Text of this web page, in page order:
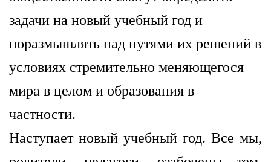
задачи на новый учебный год и
поразмышлять над путями их решений в
условиях стремительно меняющегося
мира в целом и образования в
частности.
Наступает новый учебный год. Все мы,